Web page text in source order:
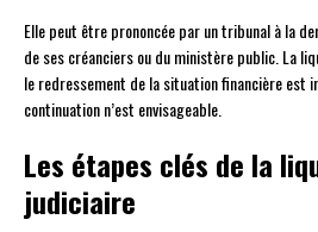
Elle peut être prononcée par un tribunal à la
de ses créanciers ou du ministère public. La
le redressement de la situation financière est
continuation n’est envisageable.
Les étapes clés de la
judiciaire